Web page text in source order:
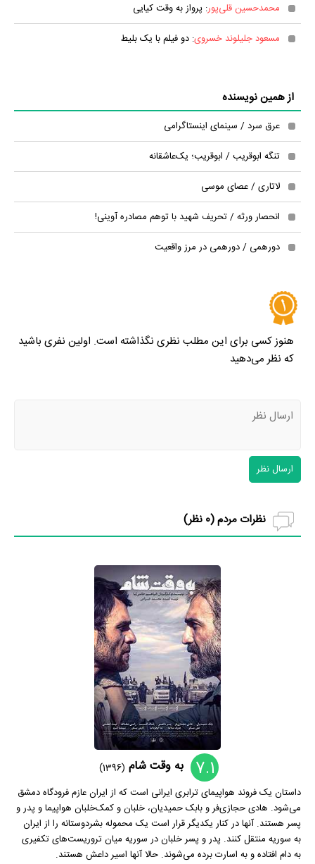
محمدحسین قلی‌پور: پرواز به وقت کیایی
مسعود جلیلوند خسروی: دو فیلم با یک بلیط
از همین نویسنده
عرق سرد / سینمای اینستاگرامی
تنگه ابوقریب / ابوقریب؛ یک‌عاشقانه
لاتاری / عصای موسی
انحصار ورثه / تحریف شهید با توهم مصادره آوینی!
دورهمی / دورهمی در مرز واقعیت
هنوز کسی برای این مطلب نظری نگذاشته است. اولین نفری باشید
که نظر می‌دهید
ارسال نظر
نظرات مردم (0 نظر)
7.1 به وقت شام (1396)
داستان یک فروند هواپیمای ترابری ایرانی است که از ایران عازم فرودگاه دمشق
می‌شود. هادی حجازی‌فر و بابک حمیدیان، خلبان و کمک‌خلبان هواپیما و پدر و
پسر هستند. آنها در کنار یکدیگر قرار است یک محموله بشردوستانه را از ایران
به سوریه منتقل کنند. پدر و پسر خلبان در سوریه میان تروریست‌های تکفیری
به دام افتاده و به اسارت برده می‌شوند. حالا آنها اسیر داعش‌ هستند.